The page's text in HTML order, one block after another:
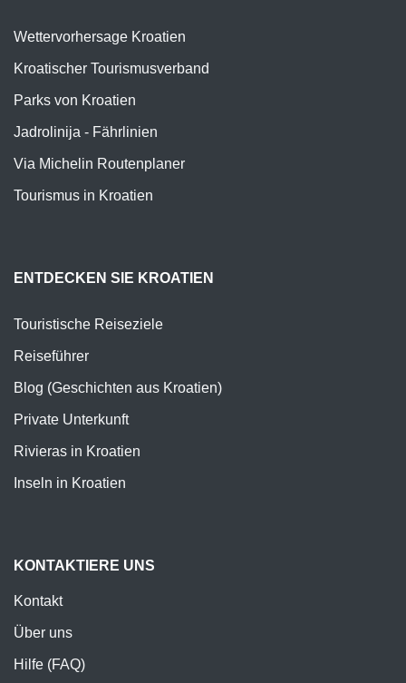
Wettervorhersage Kroatien
Kroatischer Tourismusverband
Parks von Kroatien
Jadrolinija - Fährlinien
Via Michelin Routenplaner
Tourismus in Kroatien
ENTDECKEN SIE KROATIEN
Touristische Reiseziele
Reiseführer
Blog (Geschichten aus Kroatien)
Private Unterkunft
Rivieras in Kroatien
Inseln in Kroatien
KONTAKTIERE UNS
Kontakt
Über uns
Hilfe (FAQ)